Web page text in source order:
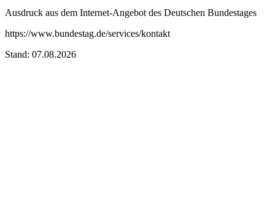
Ausdruck aus dem Internet-Angebot des Deutschen Bundestages
https://www.bundestag.de/services/kontakt
Stand: 07.08.2026